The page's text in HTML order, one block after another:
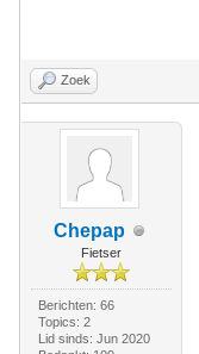
Zoek
Chepap
Fietser
Berichten: 66
Topics: 2
Lid sinds: Jun 2020